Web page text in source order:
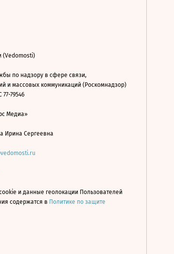
(Vedomosti)
по надзору в сфере связи,
и массовых коммуникаций (Роскомнадзор)
79546
Медиа»
Ирина Сергеевна
и данные геолокации Пользователей
содержатся в Политике по защите